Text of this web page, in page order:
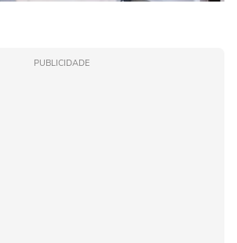
PUBLICIDADE